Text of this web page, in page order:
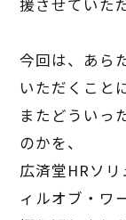
援させていた
今回は、あら
いただくこと
またどういっ
のかを、
広済堂HRソ
ィルオブ・ワ